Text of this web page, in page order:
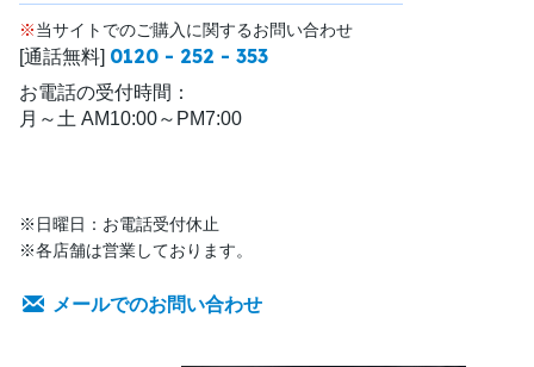
※当サイトでのご購入に関するお問い合わせ
[通話無料] 0120 - 252 - 353
お電話の受付時間：
月～土 AM10:00～PM7:00
※日曜日：お電話受付休止
※各店舗は営業しております。
メールでのお問い合わせ